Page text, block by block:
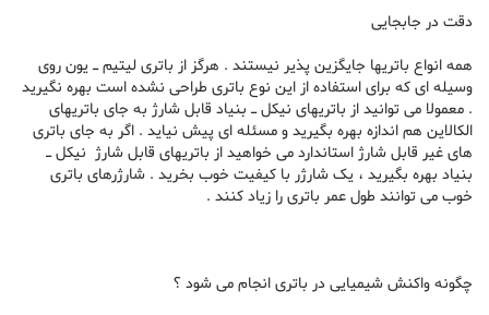
دقت در جابجایی
همه انواع باتریها جایگزین پذیر نیستند . هرگز از باتری لیتیم ـ یون روی
وسیله ای که برای استفاده از این نوع باتری طراحی نشده است بهره نگیرید
. معمولا می توانید از باتریهای نیکل ـ بنیاد قابل شارژ به جای باتریهای
الکالاین هم اندازه بهره بگیرید و مسئله ای پیش نیاید . اگر به جای باتری
های غیر قابل شارژ استاندارد می خواهید از باتریهای قابل شارژ نیکل ـ
بنیاد بهره بگیرید ، یک شارژر با کیفیت خوب بخرید . شارژرهای باتری
خوب می توانند طول عمر باتری را زیاد کنند .
چگونه واکنش شیمیایی در باتری انجام می شود ؟